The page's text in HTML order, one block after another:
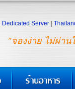
"จองง่าย ไม่ผ่าน
Dedicated Server